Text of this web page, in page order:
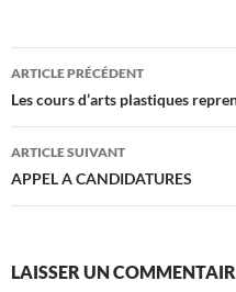
Navigation
des
articles
ARTICLE PRÉCÉDENT
Les cours d’arts plastiques
ARTICLE SUIVANT
APPEL A CANDIDATURES
LAISSER UN